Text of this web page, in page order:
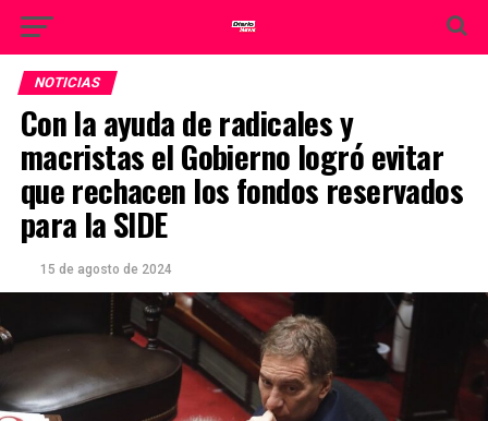
NOTICIAS
Con la ayuda de radicales y
macristas el Gobierno logró evitar
que rechacen los fondos reservados
para la SIDE
15 de agosto de 2024